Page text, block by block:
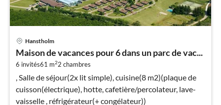
Hanstholm
Maison de vacances pour 6 dans un parc de vac...
6 invités61 m22 chambres
, Salle de séjour(2x lit simple), cuisine(8 m2)(plaque de
cuisson(électrique), hotte, cafetière/percolateur, lave-
vaisselle , réfrigérateur(+ congélateur))